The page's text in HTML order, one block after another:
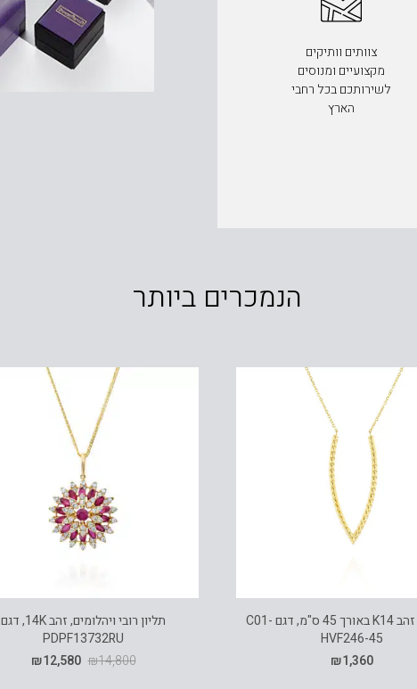
צוותים וותיקים
מקצועיים ומנוסים
לשירותכם בכל רחבי
הארץ
הנמכרים ביותר
שרשרת זהב K14 באורך 45 ס"מ, דגם C01-
HVF246-45
₪1,360
תליון רובי ויהלומים, זהב 14K, דגם
PDPF13732RU
₪14,800
₪12,580